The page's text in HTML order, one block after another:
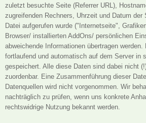
zuletzt besuchte Seite (Referrer URL),
zugreifenden Rechners, Uhrzeit und Datum der
Datei aufgerufen wurde ("Internetseite",
Browser/ installierten AddOns/ persönlichen
abweichende Informationen übertragen werden.
fortlaufend und automatisch auf dem Server in
gespeichert. Alle diese Daten sind dabei nicht
zuordenbar. Eine Zusammenführung dieser
Datenquellen wird nicht vorgenommen. Wir
nachträglich zu prüfen, wenn uns konkrete
rechtswidrige Nutzung bekannt werden.